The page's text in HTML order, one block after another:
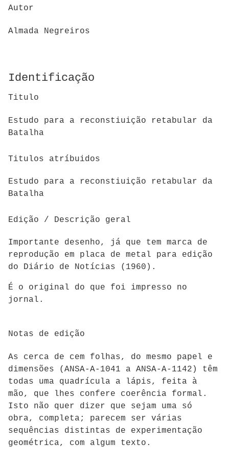
Autor
Almada Negreiros
Identificação
Titulo
Estudo para a reconstiuição retabular da
Batalha
Titulos atríbuidos
Estudo para a reconstiuição retabular da
Batalha
Edição / Descrição geral
Importante desenho, já que tem marca de
reprodução em placa de metal para edição
do Diário de Notícias (1960).
É o original do que foi impresso no
jornal.
Notas de edição
As cerca de cem folhas, do mesmo papel e
dimensões (ANSA-A-1041 a ANSA-A-1142) têm
todas uma quadrícula a lápis, feita à
mão, que lhes confere coerência formal.
Isto não quer dizer que sejam uma só
obra, completa; parecem ser várias
sequências distintas de experimentação
geométrica, com algum texto.